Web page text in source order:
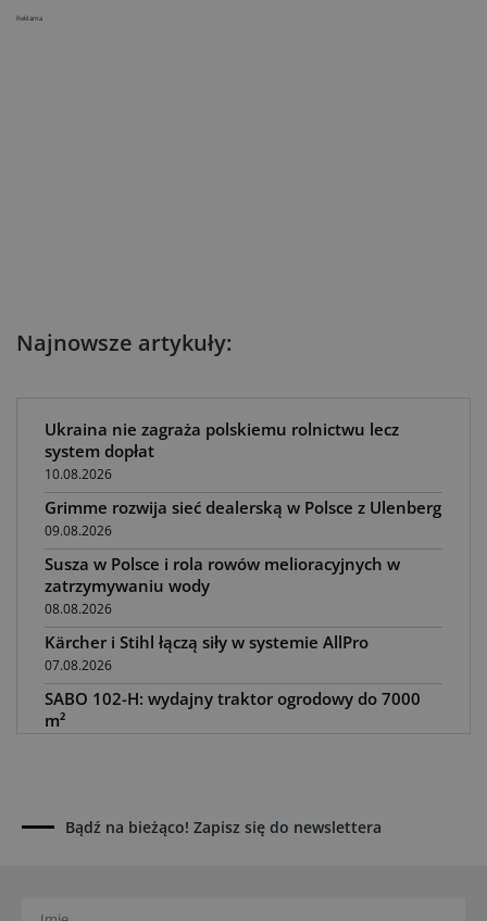
Najnowsze artykuły:
Ukraina nie zagraża polskiemu rolnictwu lecz
system dopłat
10.08.2026
Grimme rozwija sieć dealerską w Polsce z Ulenberg
09.08.2026
Susza w Polsce i rola rowów melioracyjnych w
zatrzymywaniu wody
08.08.2026
Kärcher i Stihl łączą siły w systemie AllPro
07.08.2026
SABO 102-H: wydajny traktor ogrodowy do 7000
m²
05.08.2026
Reklama
Bądź na bieżąco! Zapisz się do newslettera